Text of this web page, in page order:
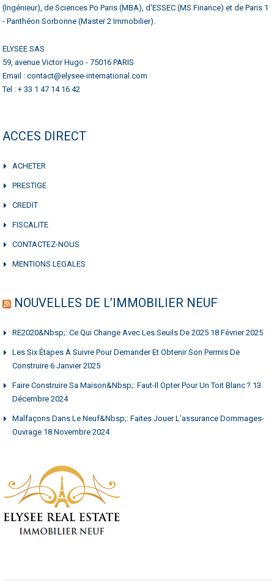
(Ingénieur), de Sciences Po Paris (MBA), d'ESSEC (MS Finance) et de Paris 1
- Panthéon Sorbonne (Master 2 Immobilier).
ELYSEE SAS
59, avenue Victor Hugo - 75016 PARIS
Email : contact@elysee-international.com
Tel : + 33 1 47 14 16 42
ACCES DIRECT
ACHETER
PRESTIGE
CREDIT
FISCALITE
CONTACTEZ-NOUS
MENTIONS LEGALES
NOUVELLES DE L’IMMOBILIER NEUF
RE2020&nbsp;: Ce Qui Change Avec Les Seuils De 2025 18 Février 2025
Les Six Étapes À Suivre Pour Demander Et Obtenir Son Permis De
Construire 6 Janvier 2025
Faire Construire Sa Maison&nbsp;: Faut-Il Opter Pour Un Toit Blanc ? 13
Décembre 2024
Malfaçons Dans Le Neuf&nbsp;: Faites Jouer L’assurance Dommages-
Ouvrage 18 Novembre 2024